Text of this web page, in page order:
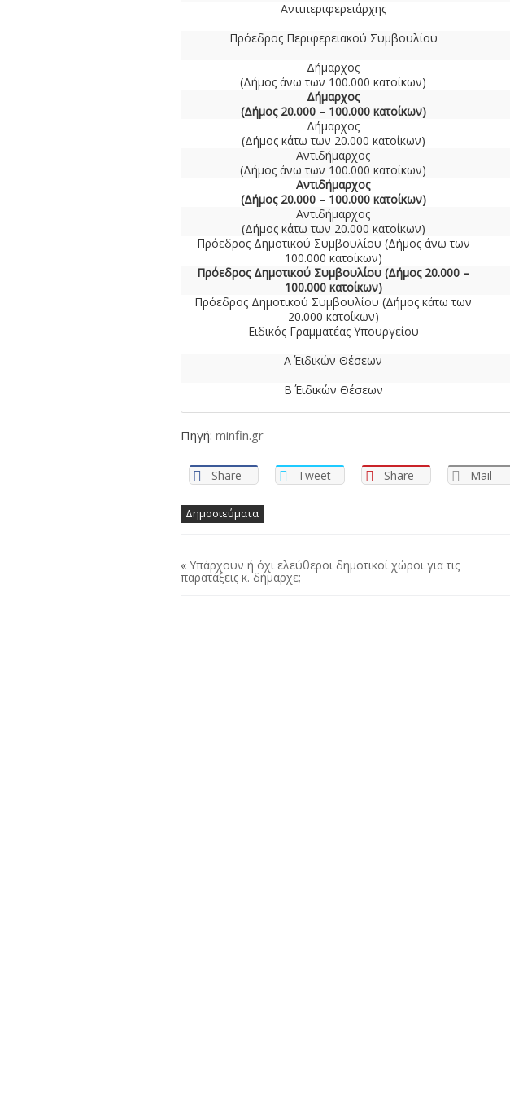
Αντιπεριφερειάρχης
Πρόεδρος Περιφερειακού Συμβουλίου
Δήμαρχος
(Δήμος άνω των 100.000 κατοίκων)
Δήμαρχος
(Δήμος 20.000 – 100.000 κατοίκων)
Δήμαρχος
(Δήμος κάτω των 20.000 κατοίκων)
Αντιδήμαρχος
(Δήμος άνω των 100.000 κατοίκων)
Αντιδήμαρχος
(Δήμος 20.000 – 100.000 κατοίκων)
Αντιδήμαρχος
(Δήμος κάτω των 20.000 κατοίκων)
Πρόεδρος Δημοτικού Συμβουλίου (Δήμος άνω των
100.000 κατοίκων)
Πρόεδρος Δημοτικού Συμβουλίου (Δήμος 20.000 –
100.000 κατοίκων)
Πρόεδρος Δημοτικού Συμβουλίου (Δήμος κάτω των
20.000 κατοίκων)
Ειδικός Γραμματέας Υπουργείου
Α΄ Ειδικών Θέσεων
Β΄ Ειδικών Θέσεων
Πηγή:minfin.gr
Share Tweet Share Mail
Δημοσιεύματα
«Υπάρχουν ή όχι ελεύθεροι δημοτικοί χώροι για τις
παρατάξεις κ. δήμαρχε;